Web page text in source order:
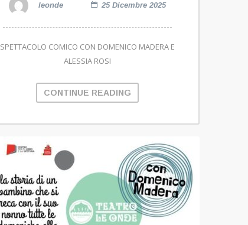
leonde 25 Dicembre 2025
SPETTACOLO COMICO CON DOMENICO MADERA E
ALESSIA ROSI
CONTINUE READING